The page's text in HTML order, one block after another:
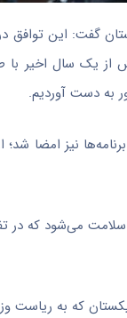
گفت: این
سال اخیر با
به دست آوردیم.
و بیمه سلامت می‌شود
که به ریاست